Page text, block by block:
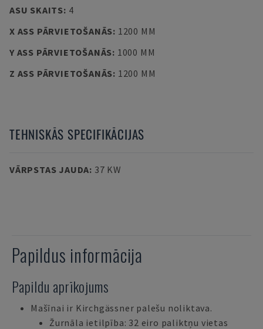
ASU SKAITS: 4
X ASS PĀRVIETOŠANĀS: 1200 MM
Y ASS PĀRVIETOŠANĀS: 1000 MM
Z ASS PĀRVIETOŠANĀS: 1200 MM
TEHNISKĀS SPECIFIKĀCIJAS
VĀRPSTAS JAUDA: 37 KW
Papildus informācija
Papildu aprīkojums
Mašīnai ir Kirchgässner palešu noliktava.
Žurnāla ietilpība: 32 eiro paliktņu vietas